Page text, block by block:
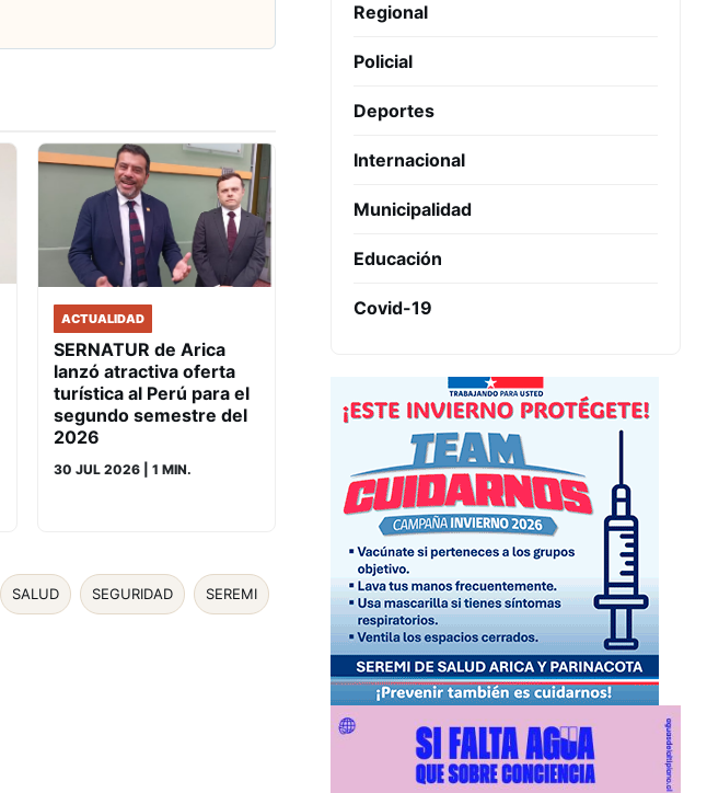
ACTUALIDAD
SERNATUR de Arica
lanzó atractiva oferta
turística al Perú para el
segundo semestre del
2026
30 JUL 2026 | 1 MIN.
SALUD SEGURIDAD SEREMI
Regional
Policial
Deportes
Internacional
Municipalidad
Educación
Covid-19